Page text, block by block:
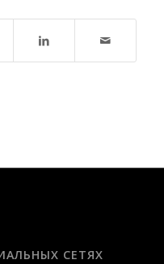
СЕТЯХ